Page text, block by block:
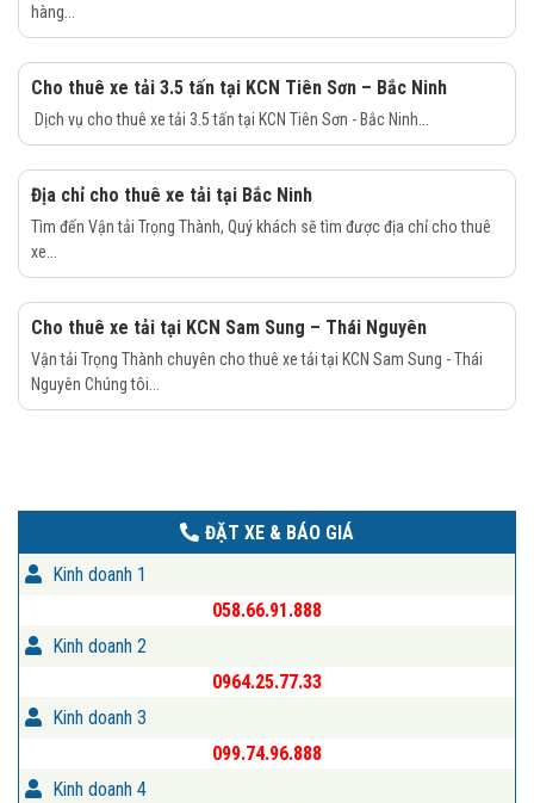
hàng...
Cho thuê xe tải 3.5 tấn tại KCN Tiên Sơn – Bắc Ninh
Dịch vụ cho thuê xe tải 3.5 tấn tại KCN Tiên Sơn - Bắc Ninh...
Địa chỉ cho thuê xe tải tại Bắc Ninh
Tìm đến Vận tải Trọng Thành, Quý khách sẽ tìm được địa chỉ cho thuê
xe...
Cho thuê xe tải tại KCN Sam Sung – Thái Nguyên
Vận tải Trọng Thành chuyên cho thuê xe tải tại KCN Sam Sung - Thái
Nguyên Chúng tôi...
ĐẶT XE & BÁO GIÁ
Kinh doanh 1
058.66.91.888
Kinh doanh 2
0964.25.77.33
Kinh doanh 3
099.74.96.888
Kinh doanh 4